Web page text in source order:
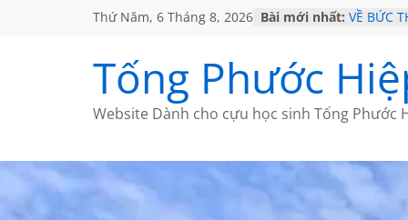
Thứ Năm, 6 Tháng 8, 2026 Bài mới nhất: VỀ BỨC
MỘT ĐỜI
SÁCH
BẤT
CÀ PHÊ
Tống Phước
Website Dành cho cựu học sinh Tống Phước